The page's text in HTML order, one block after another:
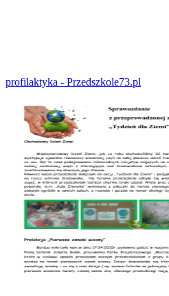
profilaktyka - Przedszkole73.pl